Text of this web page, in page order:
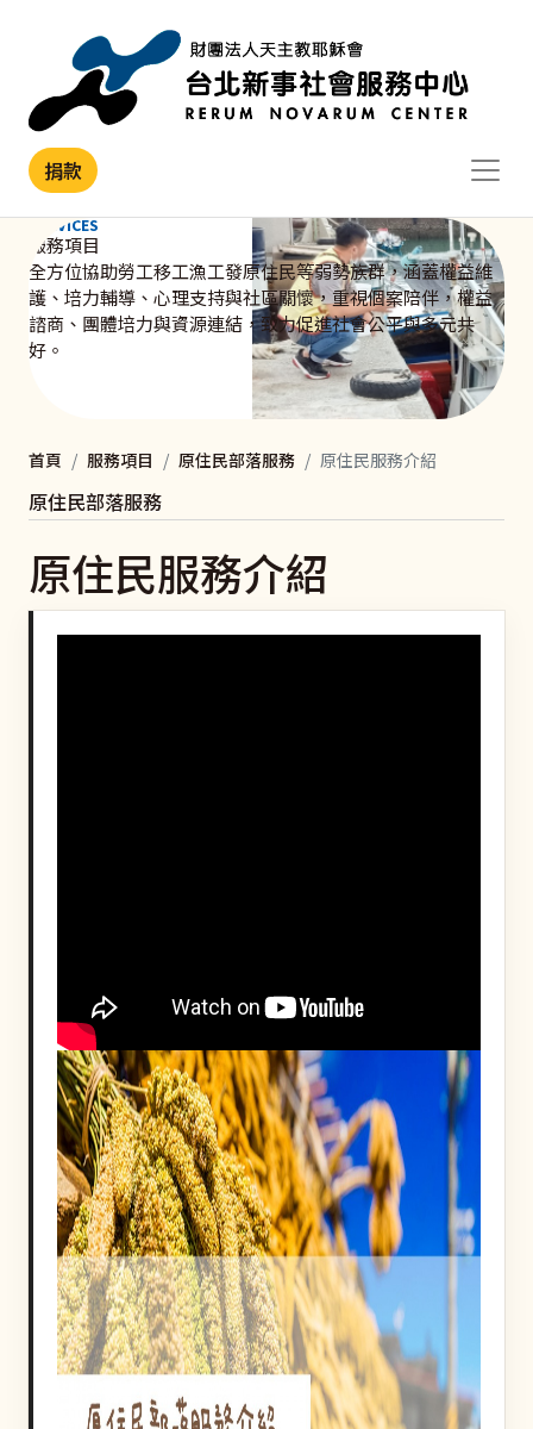
捐款
SERVICES
服務項目
全方位協助勞工移工漁工發原住民等弱勢族群，涵蓋權益維
護、培力輔導、心理支持與社區關懷，重視個案陪伴，權益
諮商、團體培力與資源連結，致力促進社會公平與多元共
好。
首頁 服務項目 原住民部落服務 原住民服務介紹
原住民服務介紹
原住民部落服務